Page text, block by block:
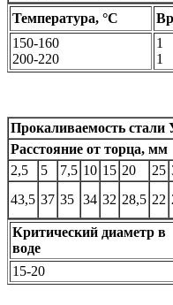
Температура, °С
150-160
200-220
1
1
Прокаливаемость стали
Расстояние от торца, мм
2,5
5 7,5 10 15 20 25
43,5 37 35 34 32 28,5 22
Критический диаметр в
воде
15-20